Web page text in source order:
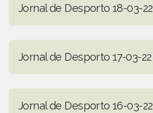
Jornal de Desporto 18-03-22
Jornal de Desporto 17-03-22
Jornal de Desporto 16-03-22